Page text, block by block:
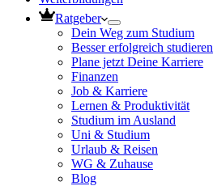
Ratgeber
Dein Weg zum Studium
Besser erfolgreich studieren
Plane jetzt Deine Karriere
Finanzen
Job & Karriere
Lernen & Produktivität
Studium im Ausland
Uni & Studium
Urlaub & Reisen
WG & Zuhause
Blog